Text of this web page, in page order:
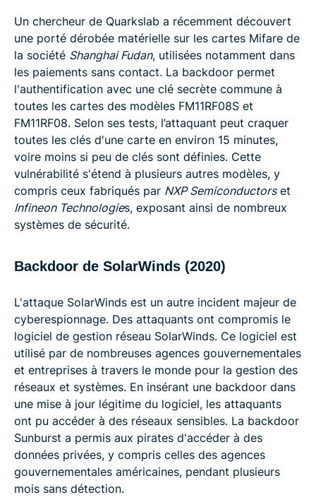
Un chercheur de Quarkslab a récemment découvert
une porté dérobée matérielle sur les cartes Mifare de
la société Shanghai Fudan, utilisées notamment dans
les paiements sans contact. La backdoor permet
l'authentification avec une clé secrète commune à
toutes les cartes des modèles FM11RF08S et
FM11RF08. Selon ses tests, l’attaquant peut craquer
toutes les clés d'une carte en environ 15 minutes,
voire moins si peu de clés sont définies. Cette
vulnérabilité s'étend à plusieurs autres modèles, y
compris ceux fabriqués par NXP Semiconductorset
Infineon Technologies, exposant ainsi de nombreux
systèmes de sécurité.
Backdoor de SolarWinds (2020)
L'attaque SolarWinds est un autre incident majeur de
cyberespionnage. Des attaquants ont compromis le
logiciel de gestion réseau SolarWinds. Ce logiciel est
utilisé par de nombreuses agences gouvernementales
et entreprises à travers le monde pour la gestion des
réseaux et systèmes. En insérant une backdoor dans
une mise à jour légitime du logiciel, les attaquants
ont pu accéder à des réseaux sensibles. La backdoor
Sunburst a permis aux pirates d'accéder à des
données privées, y compris celles des agences
gouvernementales américaines, pendant plusieurs
mois sans détection.